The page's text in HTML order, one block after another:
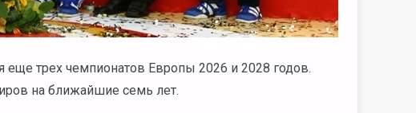
трех чемпионатов Европы 2026 и 2028 годов.
на ближайшие семь лет.